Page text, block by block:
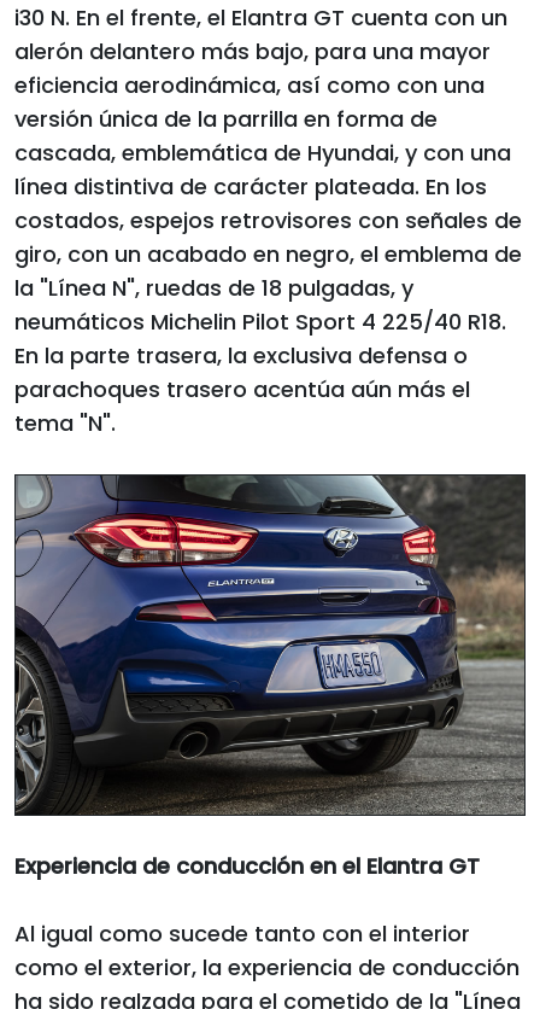
i30 N. En el frente, el Elantra GT cuenta con un
alerón delantero más bajo, para una mayor
eficiencia aerodinámica, así como con una
versión única de la parrilla en forma de
cascada, emblemática de Hyundai, y con una
línea distintiva de carácter plateada. En los
costados, espejos retrovisores con señales de
giro, con un acabado en negro, el emblema de
la "Línea N", ruedas de 18 pulgadas, y
neumáticos Michelin Pilot Sport 4 225/40 R18.
En la parte trasera, la exclusiva defensa o
parachoques trasero acentúa aún más el
tema "N".
Experiencia de conducción en el Elantra GT
Al igual como sucede tanto con el interior
como el exterior, la experiencia de conducción
ha sido realzada para el cometido de la "Línea